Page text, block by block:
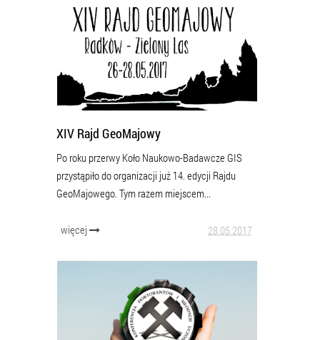
XIV Rajd GeoMajowy
Po roku przerwy Koło Naukowo-Badawcze GIS
przystąpiło do organizacji już 14. edycji Rajdu
GeoMajowego. Tym razem miejscem...
więcej 28.05.2017